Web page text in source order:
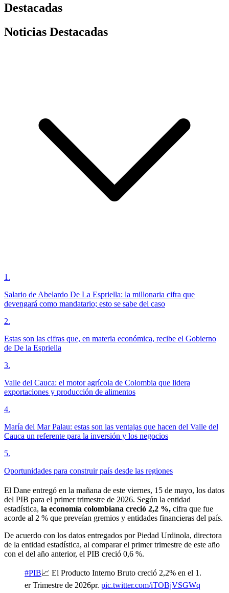
Destacadas
Noticias Destacadas
1 .
Salario de Abelardo De La Espriella: la millonaria cifra que
devengará como mandatario; esto se sabe del caso
2.
Estas son las cifras que, en materia económica, recibe el Gobierno
de De la Espriella
3.
Valle del Cauca: el motor agrícola de Colombia que lidera
exportaciones y producción de alimentos
4.
María del Mar Palau: estas son las ventajas que hacen del Valle del
Cauca un referente para la inversión y los negocios
5.
Oportunidades para construir país desde las regiones
El Dane entregó en la mañana de este viernes, 15 de mayo, los datos
del PIB para el primer trimestre de 2026. Según la entidad
estadística, la economía colombiana creció 2,2 %, cifra que fue
acorde al 2 % que preveían gremios y entidades financieras del país.
De acuerdo con los datos entregados por Piedad Urdinola, directora
de la entidad estadística, al comparar el primer trimestre de este año
con el del año anterior, el PIB creció 0,6 %.
#PIB📈 El Producto Interno Bruto creció 2,2% en el 1.
er Trimestre de 2026pr. pic.twitter.com/iTOBjVSGWq